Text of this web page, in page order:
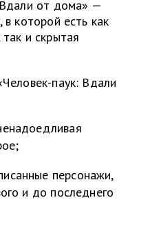
от дома» —
в которой есть как
и скрытая
паук: Вдали
персонажи,
и до последнего